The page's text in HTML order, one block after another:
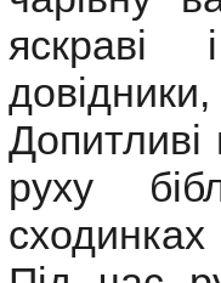
яскраві
руху
сходинках